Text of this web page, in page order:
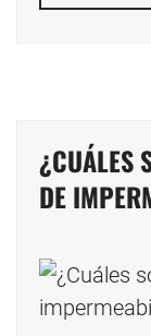
¿CUÁLES
DE